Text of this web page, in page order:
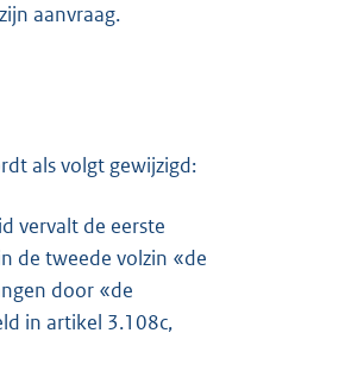
aanvraag.
als volgt gewijzigd:
vervalt de eerste
de tweede volzin «de
door «de
in artikel 3.108c,